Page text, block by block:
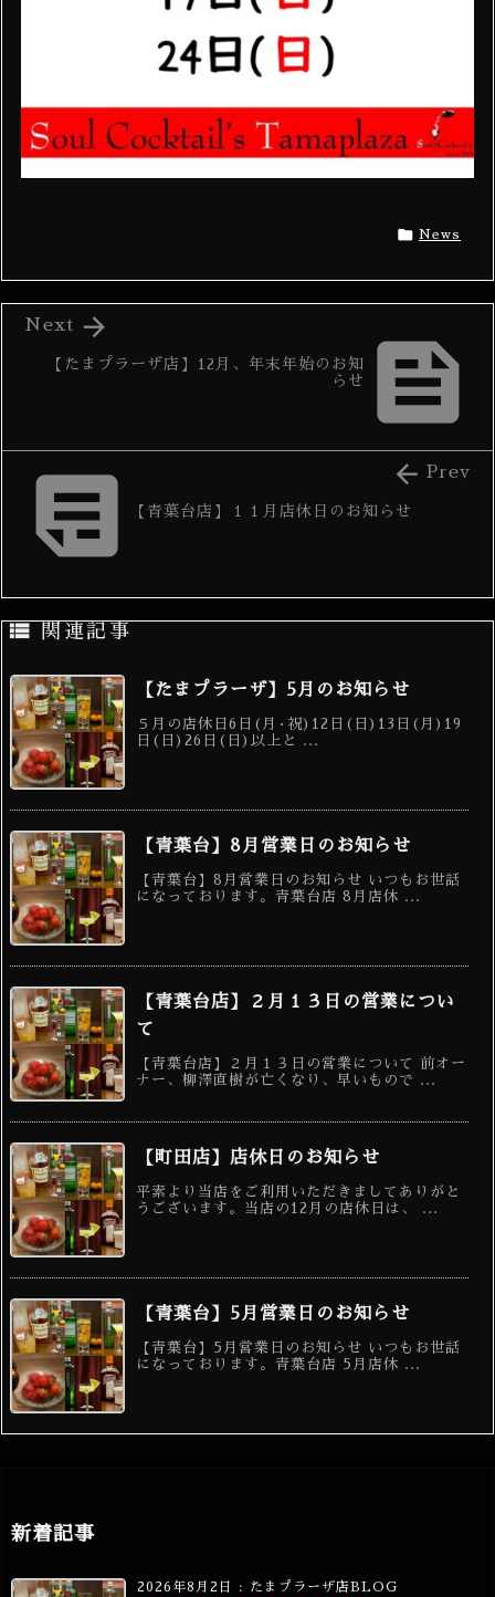
 News

【たまプラーザ店】12月、年末年始のお知
らせ

Next
 【青葉台店】１１月店休日のお知らせ
 Prev
 関連記事
【たまプラーザ】5月のお知らせ
５月の店休日6日(月·祝)12日(日)13日(月)19
日(日)26日(日)以上と ...
【青葉台】8月営業日のお知らせ
【青葉台】8月営業日のお知らせ いつもお世話
になっております。青葉台店 8月店休 ...
【青葉台店】２月１３日の営業につい
て
【青葉台店】２月１３日の営業について 前オー
ナー、柳澤直樹が亡くなり、早いもので ...
【町田店】店休日のお知らせ
平素より当店をご利用いただきましてありがと
うございます。当店の12月の店休日は、 ...
【青葉台】5月営業日のお知らせ
【青葉台】5月営業日のお知らせ いつもお世話
になっております。青葉台店 5月店休 ...
新着記事
2026年8月2日 : たまプラーザ店BLOG